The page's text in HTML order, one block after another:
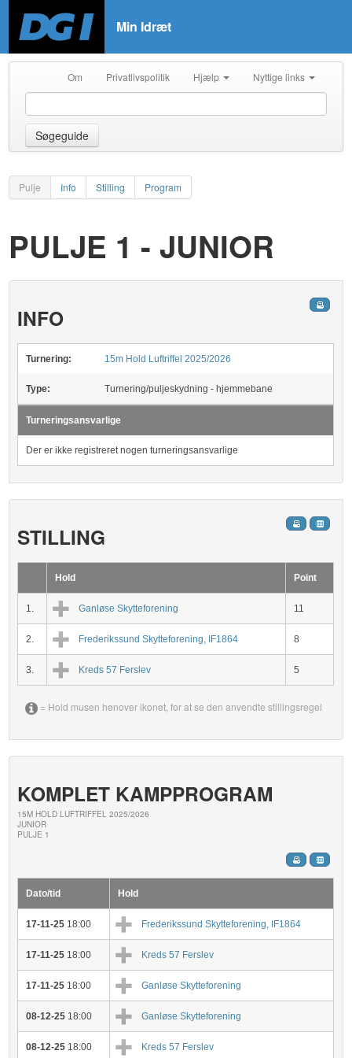
Min Idræt
Om Privatlivspolitik Hjælp Nyttige links
Søgeguide
Pulje Info Stilling Program
PULJE 1 - JUNIOR
INFO
Turnering: 15m Hold Luftriffel 2025/2026
Type: Turnering/puljeskydning - hjemmebane
Turneringsansvarlige
Der er ikke registreret nogen turneringsansvarlige
STILLING
Hold Point
1. Ganløse Skytteforening 11
2. Frederikssund Skytteforening, IF1864 8
3. Kreds 57 Ferslev 5
= Hold musen henover ikonet, for at se den anvendte stillingsregel
KOMPLET KAMPPROGRAM
15M HOLD LUFTRIFFEL 2025/2026
JUNIOR
PULJE 1
Dato/tid Hold
17-11-25 18:00 Frederikssund Skytteforening, IF1864
17-11-25 18:00 Kreds 57 Ferslev
17-11-25 18:00 Ganløse Skytteforening
08-12-25 18:00 Ganløse Skytteforening
08-12-25 18:00 Kreds 57 Ferslev